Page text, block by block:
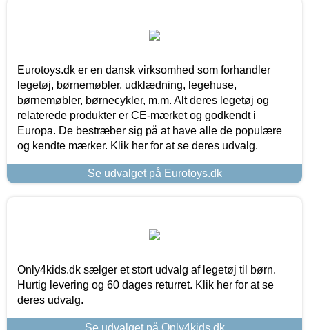
Eurotoys.dk er en dansk virksomhed som forhandler
legetøj, børnemøbler, udklædning, legehuse,
børnemøbler, børnecykler, m.m. Alt deres legetøj og
relaterede produkter er CE-mærket og godkendt i
Europa. De bestræber sig på at have alle de populære
og kendte mærker. Klik her for at se deres udvalg.
Se udvalget på Eurotoys.dk
Only4kids.dk sælger et stort udvalg af legetøj til børn.
Hurtig levering og 60 dages returret. Klik her for at se
deres udvalg.
Se udvalget på Only4kids.dk